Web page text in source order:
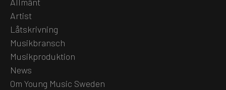
Allmänt
Artist
Låtskrivning
Musikbransch
Musikproduktion
News
Om Young Music Sweden